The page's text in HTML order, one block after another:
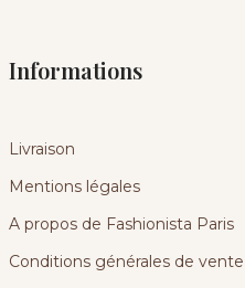
Informations
Livraison
Mentions légales
A propos de Fashionista Paris
Conditions générales de vente